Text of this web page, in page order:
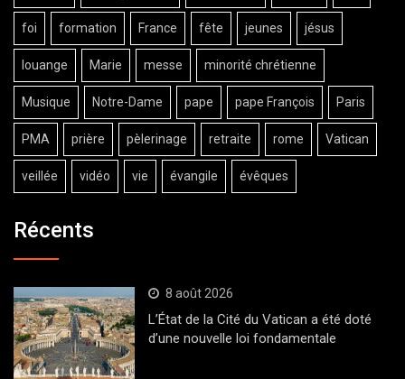
foi formation France fête jeunes jésus
louange Marie messe minorité chrétienne
Musique Notre-Dame pape pape François Paris
PMA prière pèlerinage retraite rome Vatican
veillée vidéo vie évangile évêques
Récents
8 août 2026
L’État de la Cité du Vatican a été doté
d’une nouvelle loi fondamentale